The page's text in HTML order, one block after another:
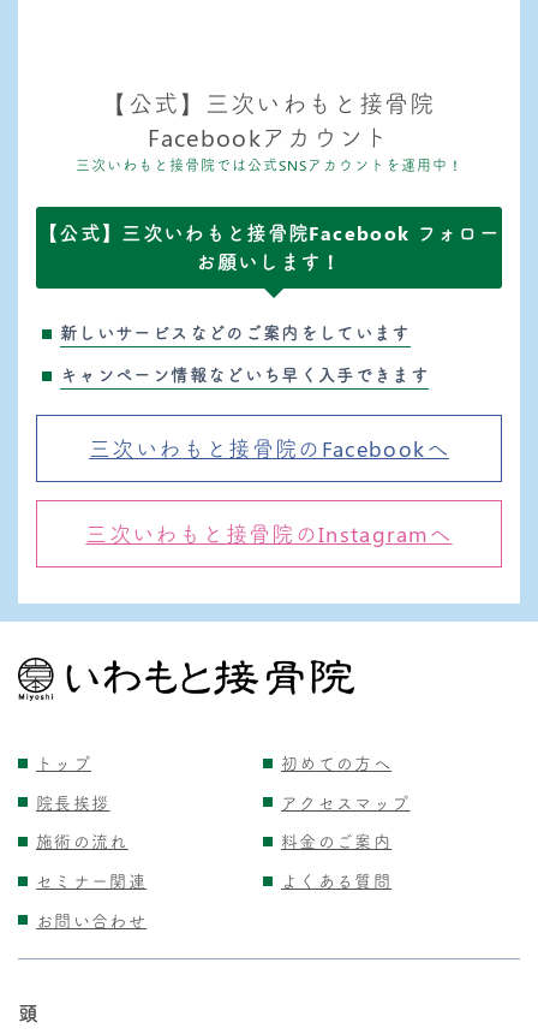
【公式】三次いわもと接骨院
Facebookアカウント
三次いわもと接骨院では公式SNSアカウントを運用中！
【公式】三次いわもと接骨院Facebook フォロー
お願いします！
新しいサービスなどのご案内をしています
キャンペーン情報などいち早く入手できます
三次いわもと接骨院のFacebookへ
三次いわもと接骨院のInstagramへ
トップ
初めての方へ
院長挨拶
アクセスマップ
施術の流れ
料金のご案内
セミナー関連
よくある質問
お問い合わせ
頭